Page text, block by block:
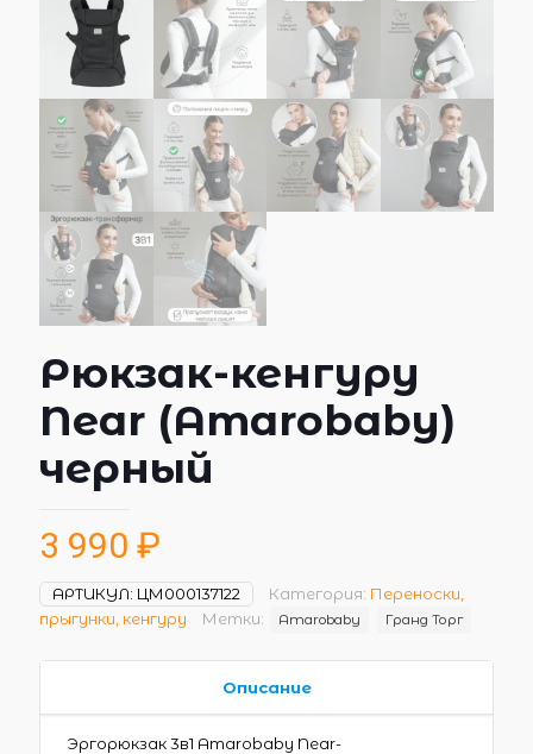
Рюкзак-кенгуру
Near (Amarobaby)
черный
3 990 ₽
АРТИКУЛ: ЦМ000137122 Категория: Переноски,
прыгунки, кенгуру
Метки: Amarobaby Гранд Торг
Описание
Эргорюкзак 3в1 Amarobaby Near-